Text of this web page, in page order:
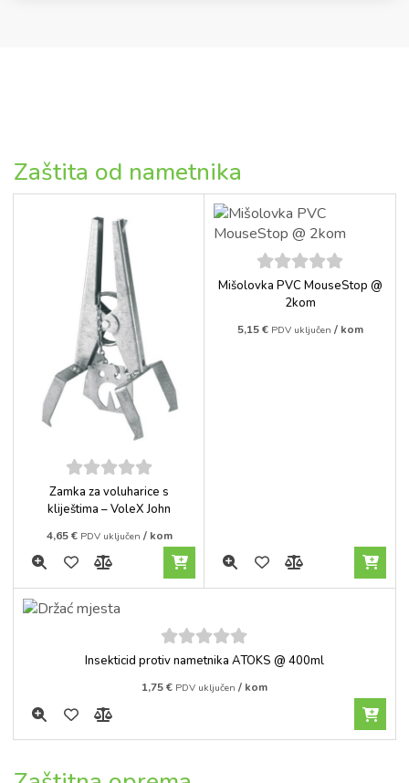
Zaštita od nametnika
5out of
5
Zamka za voluharice s
kliještima – VoleX John
4,65€ PDV uključen / kom
5out of
Mišolovka PVC MouseStop @
2kom
5,15€ PDV uključen / kom
5out of
Insekticid protiv nametnika ATOKS @ 400ml
1,75€ PDV uključen / kom